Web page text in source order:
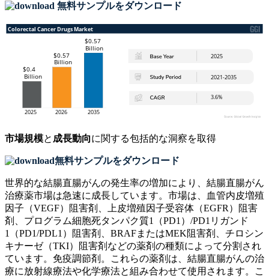
無料サンプルをダウンロード
市場規模と 成長動向に関する包括的な洞察を取得
無料サンプルをダウンロード
世界的な結腸直腸がんの発生率の増加により、結腸直腸がん
治療薬市場は急速に成長しています。市場は、血管内皮増殖
因子（VEGF）阻害剤、上皮増殖因子受容体（EGFR）阻害
剤、プログラム細胞死タンパク質1（PD1）/PD1リガンド
1（PD1/PDL1）阻害剤、BRAFまたはMEK阻害剤、チロシン
キナーゼ（TKI）阻害剤などの薬剤の種類によって分割され
ています。免疫調節剤。これらの薬剤は、結腸直腸がんの治
療に放射線療法や化学療法と組み合わせて使用​​されます。こ